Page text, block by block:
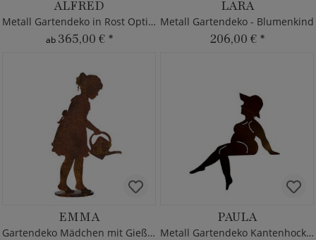
ALFRED
Metall Gartendeko in Rost Optik - Angler
ab 365,00 € *
LARA
Metall Gartendeko - Blumenkind
206,00 € *
EMMA
Gartendeko Mädchen mit Gießkanne
PAULA
Metall Gartendeko Kantenhocker